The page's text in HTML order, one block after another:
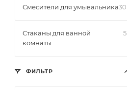
Смесители для умывальника30
Стаканы для ванной
комнаты
5
ФИЛЬТР